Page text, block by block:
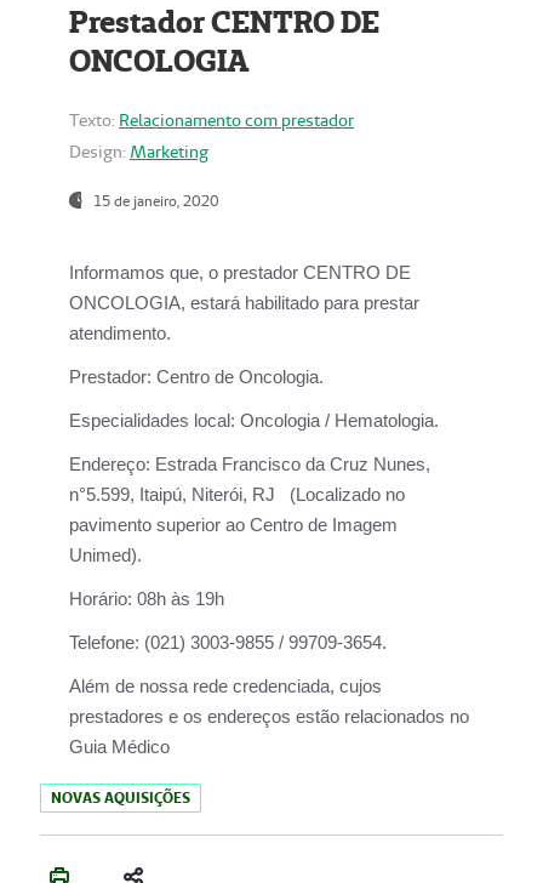
Prestador CENTRO DE
ONCOLOGIA
Texto: Relacionamento com prestador
Design: Marketing
15 de janeiro, 2020
Informamos que, o prestador CENTRO DE
ONCOLOGIA, estará habilitado para prestar
atendimento.
Prestador: Centro de Oncologia.
Especialidades local: Oncologia / Hematologia.
Endereço: Estrada Francisco da Cruz Nunes,
n°5.599, Itaipú, Niterói, RJ (Localizado no
pavimento superior ao Centro de Imagem
Unimed).
Horário: 08h às 19h
Telefone: (021) 3003-9855 / 99709-3654.
Além de nossa rede credenciada, cujos
prestadores e os endereços estão relacionados no
Guia Médico
NOVAS AQUISIÇÕES